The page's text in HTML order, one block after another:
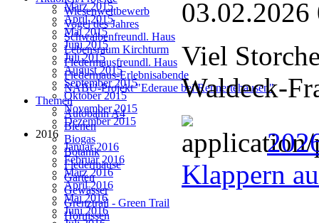
Wiesenwettbewerb
Vogel des Jahres
Schwalbenfreundl. Haus
Lebensraum Kirchturm
Fledermausfreundl. Haus
Fledermaus-Erlebnisabende
NABU-Projekt "Ederaue bei Rennertehausen"
Themen
Autobahn A4
Bienen
Biogas
Botanik
Fledermäuse
Garten
Gewässer
Grenztrail - Green Trail
Hornissen
März 2015
April 2015
Mai 2015
Juni 2015
Juli 2015
August 2015
September 2015
Oktober 2015
November 2015
Dezember 2015
2016
Januar 2016
Februar 2016
März 2016
April 2016
Mai 2016
Juni 2016
03.02.2026
Viel
Waldeck-
Klappern